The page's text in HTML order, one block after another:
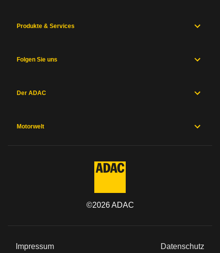
Produkte & Services
Folgen Sie uns
Der ADAC
Motorwelt
©2026ADAC
Impressum Datenschutz